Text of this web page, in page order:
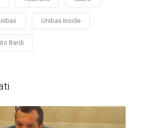
Unibas Inside
Bardi